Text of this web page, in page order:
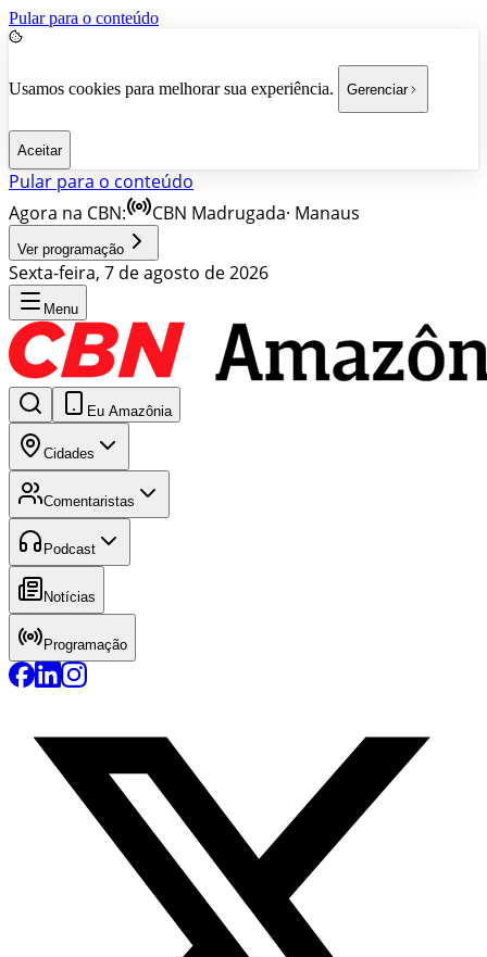
Pular para o conteúdo
Usamos cookies para melhorar sua experiência. Gerenciar
Aceitar
Pular para o conteúdo
Agora na CBN:
CBN Madrugada· Manaus
Ver programação
Sexta-feira, 7 de agosto de 2026
Menu
Eu Amazônia
Cidades
Comentaristas
Podcast
Notícias
Programação